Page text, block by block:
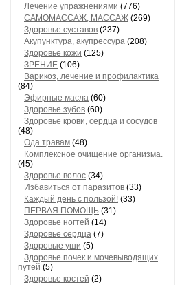
Лечение упражнениями (776)
САМОМАССАЖ, МАССАЖ (269)
Здоровье суставов (237)
Акупунктура, акупрессура (208)
Здоровье кожи (125)
ЗРЕНИЕ (106)
Варикоз, лечение и профилактика
(84)
Эфирные масла (60)
Здоровье зубов (60)
Здоровье крови, сердца и сосудов
(48)
Ода травам (48)
Комплексное очищение организма.
(45)
Здоровье волос (34)
Избавиться от паразитов (33)
Каждый день с пользой! (33)
ПЕРВАЯ ПОМОЩЬ (31)
Здоровье ногтей (14)
Здоровье сердца (7)
Здоровые уши (5)
Здоровье почек и мочевыводящих
путей (5)
Здоровье костей (2)